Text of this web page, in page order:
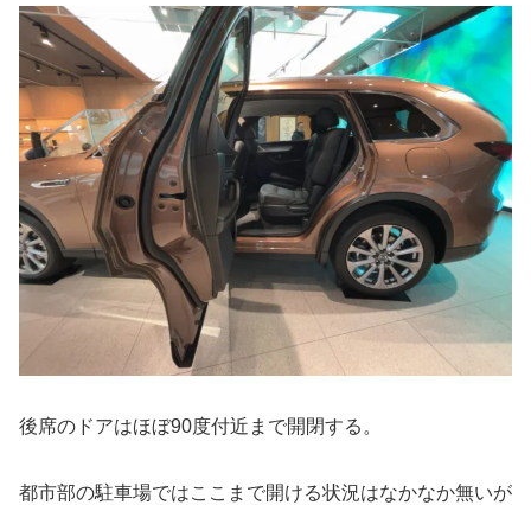
後席のドアはほぼ90度付近まで開閉する。
都市部の駐車場ではここまで開ける状況はなかなか無いが